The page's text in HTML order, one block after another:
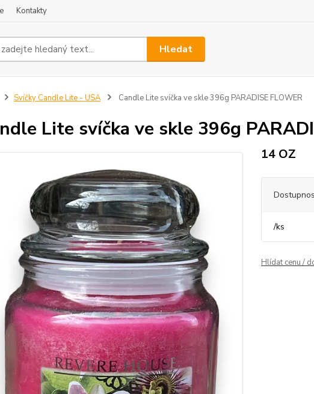
Kontakty
Hledat
Svíčky Candle Lite - USA Candle Lite svíčka ve skle 396g PARADISE FLOWER
Lite svíčka ve skle 396g
14 OZ
/ks
Hlídat cenu /